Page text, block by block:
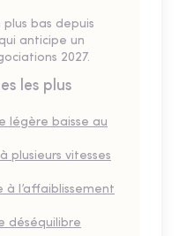
plus bas depuis
anticipe un
2027.
les plus
légère baisse au
plusieurs vitesses
l’affaiblissement
déséquilibre